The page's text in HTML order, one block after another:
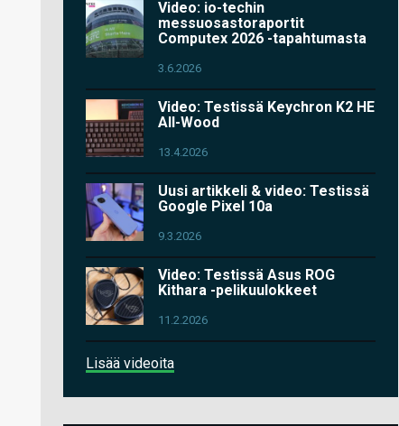
Video: io-techin
messuosastoraportit
Computex 2026 -tapahtumasta
3.6.2026
Video: Testissä Keychron K2 HE
All-Wood
13.4.2026
Uusi artikkeli & video: Testissä
Google Pixel 10a
9.3.2026
Video: Testissä Asus ROG
Kithara -pelikuulokkeet
11.2.2026
Lisää videoita